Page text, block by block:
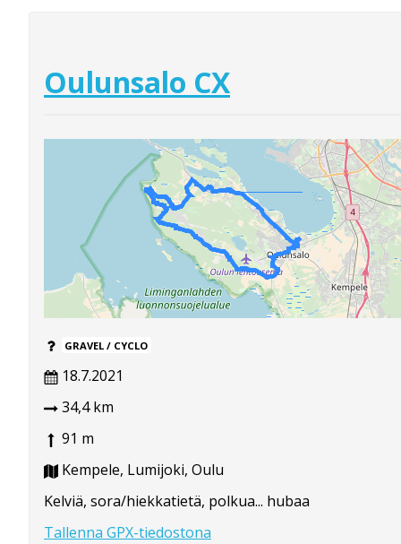
Oulunsalo CX
GRAVEL / CYCLO
18.7.2021
34,4 km
91 m
Kempele, Lumijoki, Oulu
Kelviä, sora/hiekkatietä, polkua... hubaa
Tallenna GPX-tiedostona